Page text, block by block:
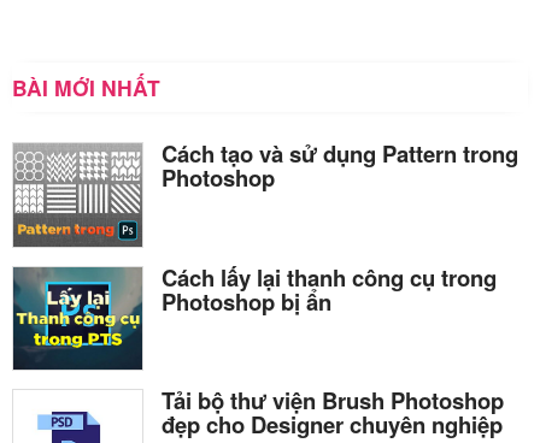
BÀI MỚI NHẤT
Cách tạo và sử dụng Pattern trong
Photoshop
Cách lấy lại thanh công cụ trong
Photoshop bị ẩn
Tải bộ thư viện Brush Photoshop
đẹp cho Designer chuyên nghiệp